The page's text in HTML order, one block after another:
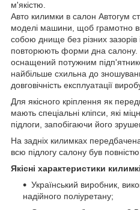
м'якістю.
Авто килимки в салон Автогум
моделі машини, щоб грамотно
собою днище без різних зазорів
повторюють форми дна салону.
оснащений потужним
найбільше схильна до
довговічність експлуатації
Для якісного кріплення як
мають спеціальні кліпси, які
підлоги, запобігаючи його
На задніх килимках
всю підлогу салону був повністю
Якісні характеристики
Український виробник,
надійного поліуретану;